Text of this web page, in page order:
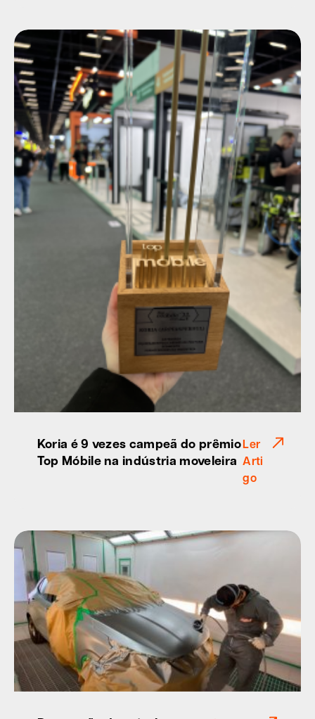
Koria é 9 vezes campeã do prêmio
Top Móbile na indústria moveleira
Ler
Arti
go